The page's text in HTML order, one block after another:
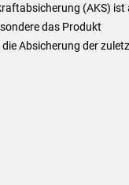
(AKS) ist
das Produkt
Absicherung der